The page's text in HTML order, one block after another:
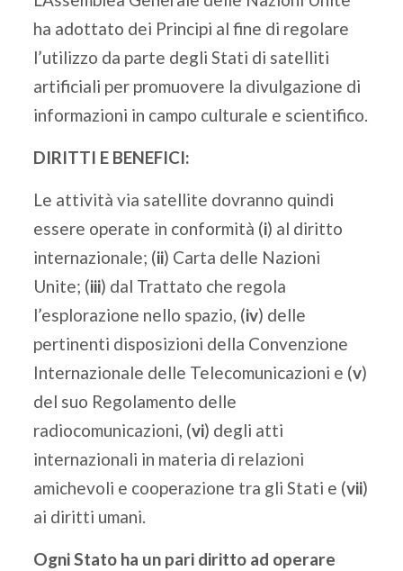
ha adottato dei Principi al fine di regolare
l’utilizzo da parte degli Stati di satelliti
artificiali per promuovere la divulgazione di
informazioni in campo culturale e scientifico.
DIRITTI E BENEFICI:
Le attività via satellite dovranno quindi
essere operate in conformità (i) al diritto
internazionale; (ii) Carta delle Nazioni
Unite; (iii) dal Trattato che regola
l’esplorazione nello spazio, (iv) delle
pertinenti disposizioni della Convenzione
Internazionale delle Telecomunicazioni e (v)
del suo Regolamento delle
radiocomunicazioni, (vi) degli atti
internazionali in materia di relazioni
amichevoli e cooperazione tra gli Stati e (vii)
ai diritti umani.
Ogni Stato ha un pari diritto ad operare